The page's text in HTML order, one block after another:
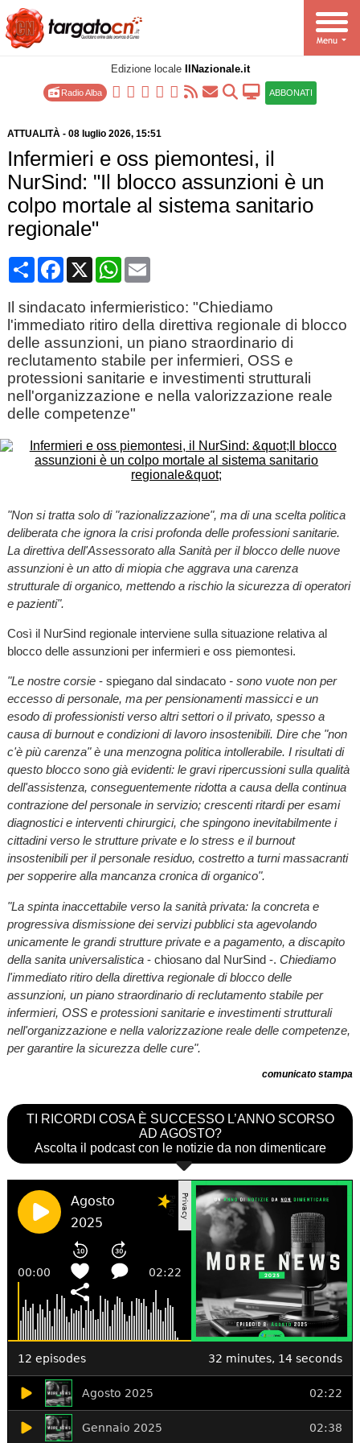
Edizione locale IlNazionale.it
Radio Alba ABBONATI
ATTUALITÀ- 08 luglio 2026, 15:51
Infermieri e oss piemontesi, il
NurSind: "Il blocco assunzioni è un
colpo mortale al sistema sanitario
regionale"
CondividiFacebook
X WhatsApp
Email
Il sindacato infermieristico: "Chiediamo
l'immediato ritiro della direttiva regionale di blocco
delle assunzioni, un piano straordinario di
reclutamento stabile per infermieri, OSS e
protessioni sanitarie e investimenti strutturali
nell'organizzazione e nella valorizzazione reale
delle competenze"
"Non si tratta solo di "razionalizzazione", ma di una scelta politica
deliberata che ignora la crisi profonda delle professioni sanitarie.
La direttiva dell'Assessorato alla Sanità per il blocco delle nuove
assunzioni è un atto di miopia che aggrava una carenza
strutturale di organico, mettendo a rischio la sicurezza di operatori
e pazienti".
Così il NurSind regionale interviene sulla situazione relativa al
blocco delle assunzioni per infermieri e oss piemontesi.
"Le nostre corsie - spiegano dal sindacato - sono vuote non per
eccesso di personale, ma per pensionamenti massicci e un
esodo di professionisti verso altri settori o il privato, spesso a
causa di burnout e condizioni di lavoro insostenibili. Dire che "non
c'è più carenza" è una menzogna politica intollerabile. I risultati di
questo blocco sono già evidenti: le gravi ripercussioni sulla qualità
dell'assistenza, conseguentemente ridotta a causa della continua
contrazione del personale in servizio; crescenti ritardi per esami
diagnostici e interventi chirurgici, che spingono inevitabilmente i
cittadini verso le strutture private e lo stress e il burnout
insostenibili per il personale residuo, costretto a turni massacranti
per sopperire alla mancanza cronica di organico".
"La spinta inaccettabile verso la sanità privata: la concreta e
progressiva dismissione dei servizi pubblici sta agevolando
unicamente le grandi strutture private e a pagamento, a discapito
della sanita universalistica - chiosano dal NurSind -. Chiediamo
l'immediato ritiro della direttiva regionale di blocco delle
assunzioni, un piano straordinario di reclutamento stabile per
infermieri, OSS e protessioni sanitarie e investimenti strutturali
nell'organizzazione e nella valorizzazione reale delle competenze,
per garantire la sicurezza delle cure".
comunicato stampa
TI RICORDI COSA È SUCCESSO L’ANNO SCORSO
AD AGOSTO?
Ascolta il podcast con le notizie da non dimenticare